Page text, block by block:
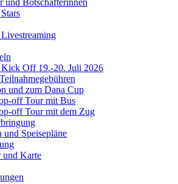
und Botschafterinnen
Off 19.-20. Juli 2026
und zum Dana Cup
off Tour mit Bus
off Tour mit dem Zug
und Speisepläne
und Karte